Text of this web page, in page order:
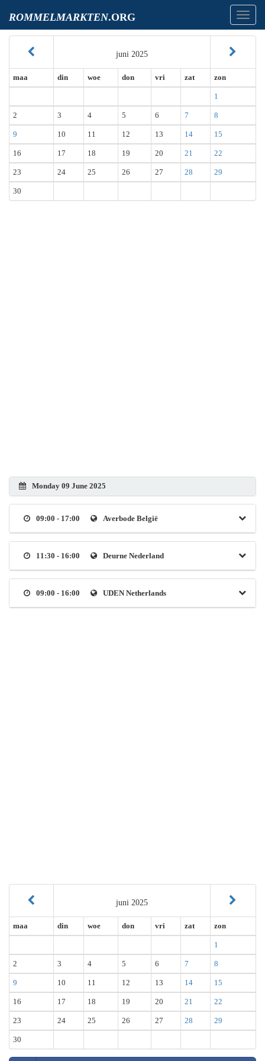
ROMMELMARKTEN.ORG
juni 2025
maa din woe don vri zat zon
1
2 3 4 5 6 7 8
9 10 11 12 13 14 15
16 17 18 19 20 21 22
23 24 25 26 27 28 29
30
Monday 09 June 2025
09:00 - 17:00 Averbode België
11:30 - 16:00 Deurne Nederland
09:00 - 16:00 UDEN Netherlands
juni 2025
maa din woe don vri zat zon
1
2 3 4 5 6 7 8
9 10 11 12 13 14 15
16 17 18 19 20 21 22
23 24 25 26 27 28 29
30